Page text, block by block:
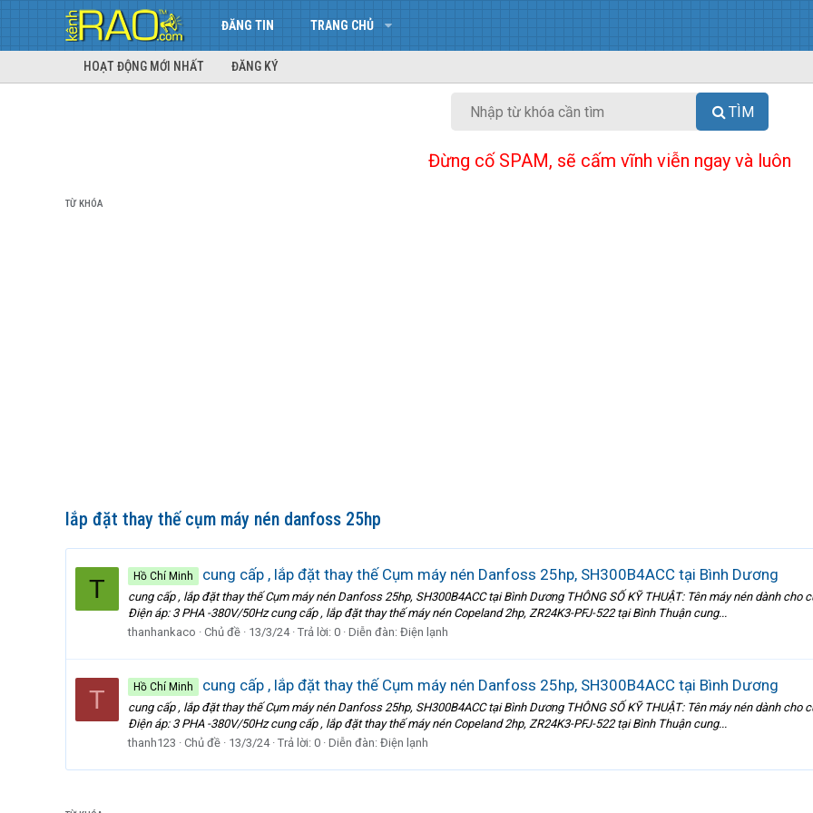
ĐĂNG TIN TRANG CHỦ
HOẠT ĐỘNG MỚI NHẤT ĐĂNG KÝ
TÌM
Đừng cố SPAM, sẽ cấm vĩnh viễn ngay và luôn
TỪ KHÓA
lắp đặt thay thế cụm máy nén danfoss 25hp
T Hồ Chí Minh cung cấp , lắp đặt thay thế Cụm máy nén Danfoss 25hp, SH300B4ACC tại Bình Dương
cung cấp , lắp đặt thay thế Cụm máy nén Danfoss 25hp, SH300B4ACC tại Bình Dương THÔNG SỐ KỸ THUẬT: Tên máy nén dành cho
Điện áp: 3 PHA -380V/50Hz cung cấp , lắp đặt thay thế máy nén Copeland 2hp, ZR24K3-PFJ-522 tại Bình Thuận cung...
thanhankaco
Chủ đề 13/3/24 Trả lời: 0 Diễn đàn: Điện lạnh
T Hồ Chí Minh cung cấp , lắp đặt thay thế Cụm máy nén Danfoss 25hp, SH300B4ACC tại Bình Dương
cung cấp , lắp đặt thay thế Cụm máy nén Danfoss 25hp, SH300B4ACC tại Bình Dương THÔNG SỐ KỸ THUẬT: Tên máy nén dành cho
Điện áp: 3 PHA -380V/50Hz cung cấp , lắp đặt thay thế máy nén Copeland 2hp, ZR24K3-PFJ-522 tại Bình Thuận cung...
thanh123
Chủ đề 13/3/24 Trả lời: 0 Diễn đàn: Điện lạnh